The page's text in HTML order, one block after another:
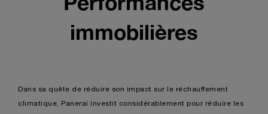
immobilières
Dans sa quête de réduire son impact sur le réchauffement
climatique, Panerai investit considérablement pour réduire les